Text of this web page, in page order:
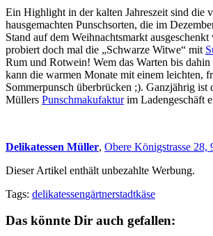
Ein Highlight in der kalten Jahreszeit sind die
hausgemachten Punschsorten, die im
Stand auf dem Weihnachtsmarkt
probiert doch mal die „Schwarze Witwe“ mit
Rum und Rotwein! Wem das Warten bis
kann die warmen Monate mit einem leichten,
Sommerpunsch überbrücken ;). Ganzjährig ist
Müllers Punschmakufakturim Ladengeschäft
Delikatessen Müller, Obere Königstrasse 28,
Dieser Artikel enthält unbezahlte Werbung.
Tags: delikatessengärtnerstadtkäse
Das könnte Dir auch gefallen: